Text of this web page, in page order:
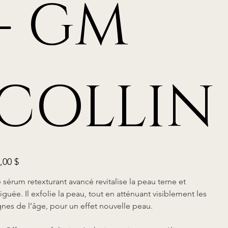
GM
$
sérum retexturant avancé revitalise la peau terne et
Il exfolie la peau, tout en atténuant visiblement les
de l’âge, pour un effet nouvelle peau.